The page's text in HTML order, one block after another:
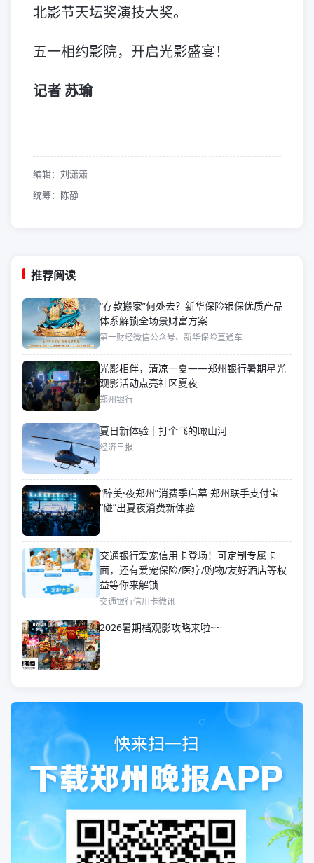
北影节天坛奖演技大奖。
五一相约影院，开启光影盛宴！
记者 苏瑜
编辑：刘潇潇
统筹：陈静
推荐阅读
“存款搬家”何处去？新华保险银保优质产品
体系解锁全场景财富方案
第一财经微信公众号、新华保险直通车
光影相伴，清凉一夏——郑州银行暑期星光
观影活动点亮社区夏夜
郑州银行
夏日新体验｜打个飞的瞰山河
经济日报
“醉美·夜郑州”消费季启幕 郑州联手支付宝
“碰”出夏夜消费新体验
交通银行爱宠信用卡登场！可定制专属卡
面，还有爱宠保险/医疗/购物/友好酒店等权
益等你来解锁
交通银行信用卡微讯
2026暑期档观影攻略来啦~~